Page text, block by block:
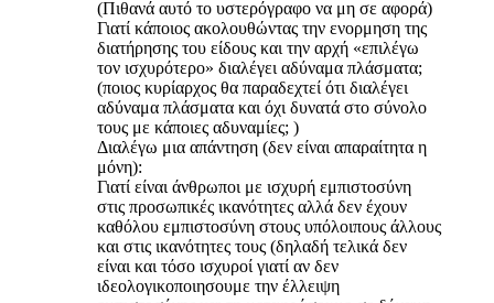
(Πιθανά αυτό το υστερόγραφο να μη σε αφορά)
Γιατί κάποιος ακολουθώντας την ενορμηση της
διατήρησης του είδους και την αρχή «επιλέγω
τον ισχυρότερο» διαλέγει αδύναμα πλάσματα;
(ποιος κυρίαρχος θα παραδεχτεί ότι διαλέγει
αδύναμα πλάσματα και όχι δυνατά στο σύνολο
τους με κάποιες αδυναμίες; )
Διαλέγω μια απάντηση (δεν είναι απαραίτητα η
μόνη):
Γιατί είναι άνθρωποι με ισχυρή εμπιστοσύνη
στις προσωπικές ικανότητες αλλά δεν έχουν
καθόλου εμπιστοσύνη στους υπόλοιπους άλλους
και στις ικανότητες τους (δηλαδή τελικά δεν
είναι και τόσο ισχυροί γιατί αν δεν
ιδεολογικοποιησουμε την έλλειψη